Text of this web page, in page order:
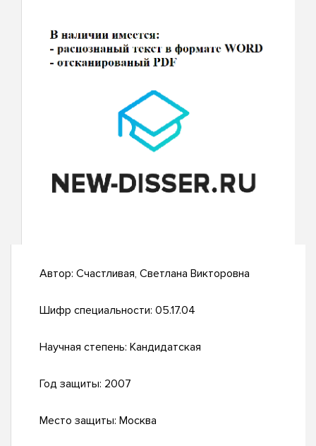
Автор: Счастливая, Светлана Викторовна
Шифр специальности: 05.17.04
Научная степень: Кандидатская
Год защиты: 2007
Место защиты: Москва